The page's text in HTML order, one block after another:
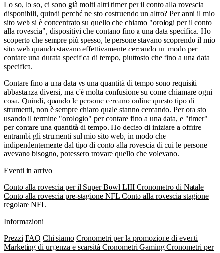
Lo so, lo so, ci sono già molti altri timer per il conto alla rovescia
disponibili, quindi perché ne sto costruendo un altro? Per anni il mio
sito web si è concentrato su quello che chiamo "orologi per il conto
alla rovescia", dispositivi che contano fino a una data specifica. Ho
scoperto che sempre più spesso, le persone stavano scoprendo il mio
sito web quando stavano effettivamente cercando un modo per
contare una durata specifica di tempo, piuttosto che fino a una data
specifica.
Contare fino a una data vs una quantità di tempo sono requisiti
abbastanza diversi, ma c'è molta confusione su come chiamare ogni
cosa. Quindi, quando le persone cercano online questo tipo di
strumenti, non è sempre chiaro quale stanno cercando. Per ora sto
usando il termine "orologio" per contare fino a una data, e "timer"
per contare una quantità di tempo. Ho deciso di iniziare a offrire
entrambi gli strumenti sul mio sito web, in modo che
indipendentemente dal tipo di conto alla rovescia di cui le persone
avevano bisogno, potessero trovare quello che volevano.
Eventi in arrivo
Conto alla rovescia per il Super Bowl LIII Cronometro di Natale
Conto alla rovescia pre-stagione NFL Conto alla rovescia stagione
regolare NFL
Informazioni
Prezzi FAQ Chi siamo Cronometri per la promozione di eventi
Marketing di urgenza e scarsità Cronometri Gaming Cronometri per